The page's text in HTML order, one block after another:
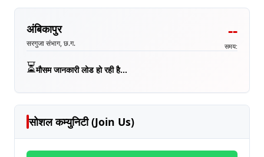
अंबिकापुर
सरगुजा संभाग, छ.ग.
--
समय:
⏳मौसम जानकारी लोड हो रही है...
सोशल कम्युनिटी (Join Us)